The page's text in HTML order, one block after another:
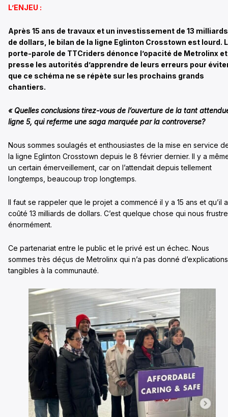
L’ENJEU :
Après 15 ans de travaux et un investissement de 13 milliards
de dollars, le bilan de la ligne Eglinton Crosstown est lourd.
porte-parole de TTCriders dénonce l’opacité de Metrolinx et
presse les autorités d’apprendre de leurs erreurs pour
que ce schéma ne se répète sur les prochains grands
chantiers.
« Quelles conclusions tirez-vous de l’ouverture de la tant
ligne 5, qui referme une saga marquée par la controverse?
Nous sommes soulagés et enthousiastes de la mise en service
la ligne Eglinton Crosstown depuis le 8 février dernier. Il y a
un certain émerveillement, car on l’attendait depuis tellement
longtemps, beaucoup trop longtemps.
Il faut se rappeler que le projet a commencé il y a 15 ans et qu’il a
coûté 13 milliards de dollars. C’est quelque chose qui nous frustre
énormément.
Ce partenariat entre le public et le privé est un échec. Nous
sommes très déçus de Metrolinx qui n’a pas donné d’explications
tangibles à la communauté.